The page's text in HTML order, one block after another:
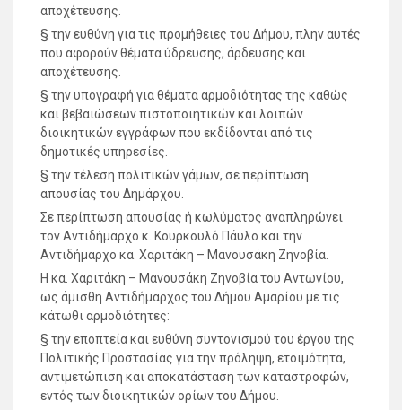
αποχέτευσης.
§ την ευθύνη για τις προμήθειες του Δήμου, πλην αυτές
που αφορούν θέματα ύδρευσης, άρδευσης και
αποχέτευσης.
§ την υπογραφή για θέματα αρμοδιότητας της καθώς
και βεβαιώσεων πιστοποιητικών και λοιπών
διοικητικών εγγράφων που εκδίδονται από τις
δημοτικές υπηρεσίες.
§ την τέλεση πολιτικών γάμων, σε περίπτωση
απουσίας του Δημάρχου.
Σε περίπτωση απουσίας ή κωλύματος αναπληρώνει
τον Αντιδήμαρχο κ. Κουρκουλό Πάυλο και την
Αντιδήμαρχο κα. Χαριτάκη – Μανουσάκη Ζηνοβία.
Η κα. Χαριτάκη – Μανουσάκη Ζηνοβία του Αντωνίου,
ως άμισθη Αντιδήμαρχος του Δήμου Αμαρίου με τις
κάτωθι αρμοδιότητες:
§ την εποπτεία και ευθύνη συντονισμού του έργου της
Πολιτικής Προστασίας για την πρόληψη, ετοιμότητα,
αντιμετώπιση και αποκατάσταση των καταστροφών,
εντός των διοικητικών ορίων του Δήμου.